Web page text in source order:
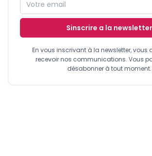
Sinscrire a la newsletter
En vous inscrivant à la newsletter, vous
recevoir nos communications. Vous
désabonner à tout moment.